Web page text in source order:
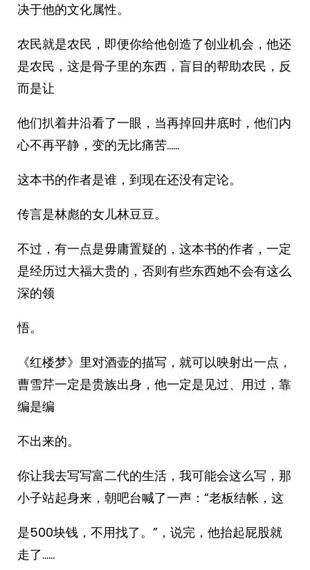
决于他的文化属性。
农民就是农民，即便你给他创造了创业机会，他还
是农民，这是骨子里的东西，盲目的帮助农民，反
而是让
他们扒着井沿看了一眼，当再掉回井底时，他们内
心不再平静，变的无比痛苦……
这本书的作者是谁，到现在还没有定论。
传言是林彪的女儿林豆豆。
不过，有一点是毋庸置疑的，这本书的作者，一定
是经历过大福大贵的，否则有些东西她不会有这么
深的领
悟。
《红楼梦》里对酒壶的描写，就可以映射出一点，
曹雪芹一定是贵族出身，他一定是见过、用过，靠
编是编
不出来的。
你让我去写写富二代的生活，我可能会这么写，那
小子站起身来，朝吧台喊了一声：“老板结帐，这
是500块钱，不用找了。”，说完，他抬起屁股就
走了……